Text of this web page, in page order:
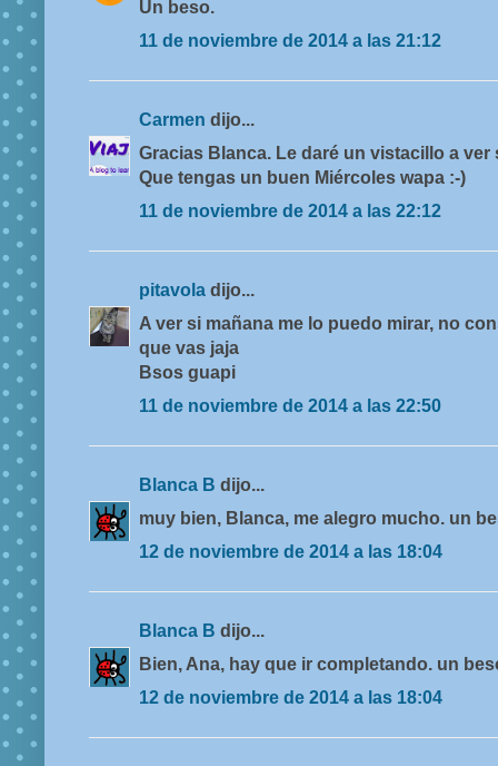
Un beso.
11 de noviembre de 2014 a las 21:12
Carmen dijo...
Gracias Blanca. Le daré un vistacillo a
Que tengas un buen Miércoles wapa :-)
11 de noviembre de 2014 a las 22:12
pitavola dijo...
A ver si mañana me lo puedo mirar, no
que vas jaja
Bsos guapi
11 de noviembre de 2014 a las 22:50
Blanca B dijo...
muy bien, Blanca, me alegro mucho. un
12 de noviembre de 2014 a las 18:04
Blanca B dijo...
Bien, Ana, hay que ir completando. un
12 de noviembre de 2014 a las 18:04